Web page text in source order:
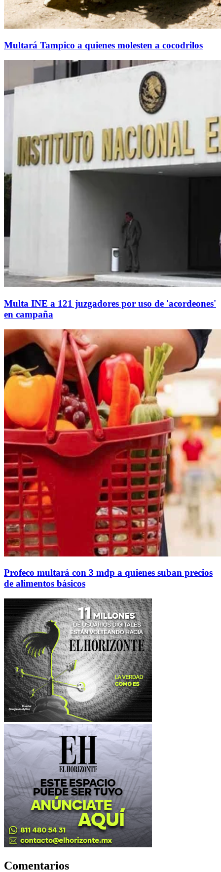
Multará Tampico a quienes molesten a cocodrilos
Multa INE a 121 juzgadores por uso de 'acordeones'
en campaña
Profeco multará con 3 mdp a quienes suban precios
de alimentos básicos
Comentarios